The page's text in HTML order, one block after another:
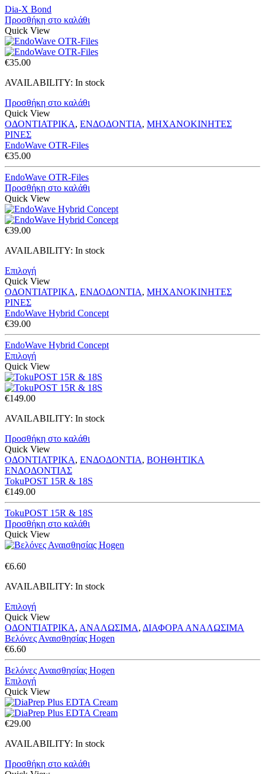
Dia-X Bond
Προσθήκη στο καλάθι
Quick View
€35.00
AVAILABILITY: In stock
Προσθήκη στο καλάθι
Quick View
ΟΔΟΝΤΙΑΤΡΙΚΑ, ΕΝΔΟΔΟΝΤΙΑ, ΜΗΧΑΝΟΚΙΝΗΤΕΣ
ΡΙΝΕΣ
EndoWave OTR-Files
€35.00
EndoWave OTR-Files
Προσθήκη στο καλάθι
Quick View
€39.00
AVAILABILITY: In stock
Επιλογή
Quick View
ΟΔΟΝΤΙΑΤΡΙΚΑ, ΕΝΔΟΔΟΝΤΙΑ, ΜΗΧΑΝΟΚΙΝΗΤΕΣ
ΡΙΝΕΣ
EndoWave Hybrid Concept
€39.00
EndoWave Hybrid Concept
Επιλογή
Quick View
€149.00
AVAILABILITY: In stock
Προσθήκη στο καλάθι
Quick View
ΟΔΟΝΤΙΑΤΡΙΚΑ, ΕΝΔΟΔΟΝΤΙΑ, ΒΟΗΘΗΤΙΚΑ
ΕΝΔΟΔΟΝΤΙΑΣ
TokuPOST 15R & 18S
€149.00
TokuPOST 15R & 18S
Προσθήκη στο καλάθι
Quick View
€6.60
AVAILABILITY: In stock
Επιλογή
Quick View
ΟΔΟΝΤΙΑΤΡΙΚΑ, ΑΝΑΛΩΣΙΜΑ, ΔΙΑΦΟΡΑ ΑΝΑΛΩΣΙΜΑ
Βελόνες Αναισθησίας Hogen
€6.60
Βελόνες Αναισθησίας Hogen
Επιλογή
Quick View
€29.00
AVAILABILITY: In stock
Προσθήκη στο καλάθι